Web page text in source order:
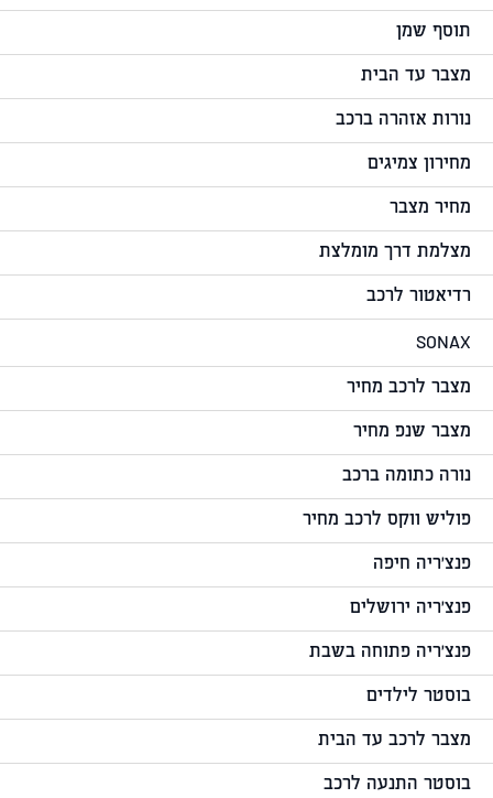
תוסף שמן
מצבר עד הבית
נורות אזהרה ברכב
מחירון צמיגים
מחיר מצבר
מצלמת דרך מומלצת
רדיאטור לרכב
SONAX
מצבר לרכב מחיר
מצבר שנפ מחיר
נורה כתומה ברכב
פוליש ווקס לרכב מחיר
פנצ'ריה חיפה
פנצ'ריה ירושלים
פנצ'ריה פתוחה בשבת
בוסטר לילדים
מצבר לרכב עד הבית
בוסטר התנעה לרכב